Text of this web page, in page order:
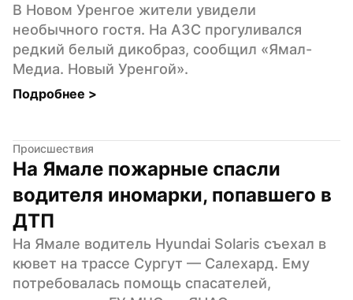
В Новом Уренгое жители увидели
необычного гостя. На АЗС прогуливался
редкий белый дикобраз, сообщил «Ямал-
Медиа. Новый Уренгой».
Подробнее >
Происшествия
На Ямале пожарные спасли
водителя иномарки, попавшего в
ДТП
На Ямале водитель Hyundai Solaris съехал в
кювет на трассе Сургут — Салехард. Ему
потребовалась помощь спасателей,